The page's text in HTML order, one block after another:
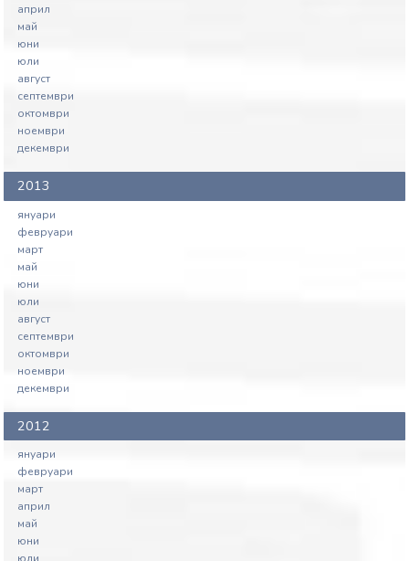
април
май
юни
юли
август
септември
октомври
ноември
декември
2013
януари
февруари
март
май
юни
юли
август
септември
октомври
ноември
декември
2012
януари
февруари
март
април
май
юни